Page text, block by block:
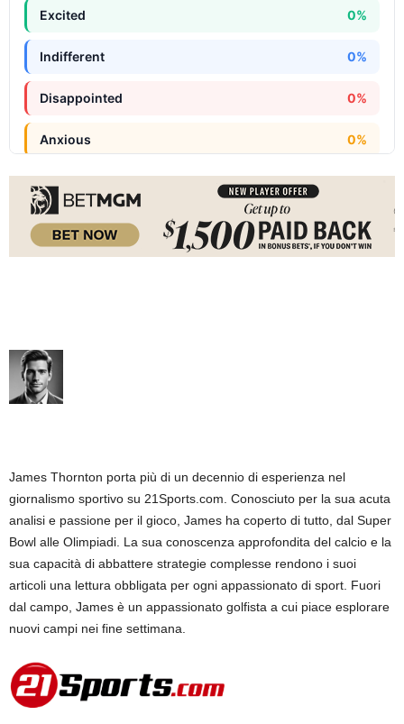
James Thornton porta più di un decennio di esperienza nel
giornalismo sportivo su 21Sports.com. Conosciuto per la sua acuta
analisi e passione per il gioco, James ha coperto di tutto, dal Super
Bowl alle Olimpiadi. La sua conoscenza approfondita del calcio e la
sua capacità di abbattere strategie complesse rendono i suoi
articoli una lettura obbligata per ogni appassionato di sport. Fuori
dal campo, James è un appassionato golfista a cui piace esplorare
nuovi campi nei fine settimana.